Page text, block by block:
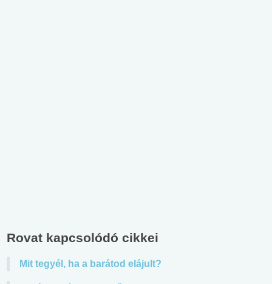
Rovat kapcsolódó cikkei
Mit tegyél, ha a barátod elájult?